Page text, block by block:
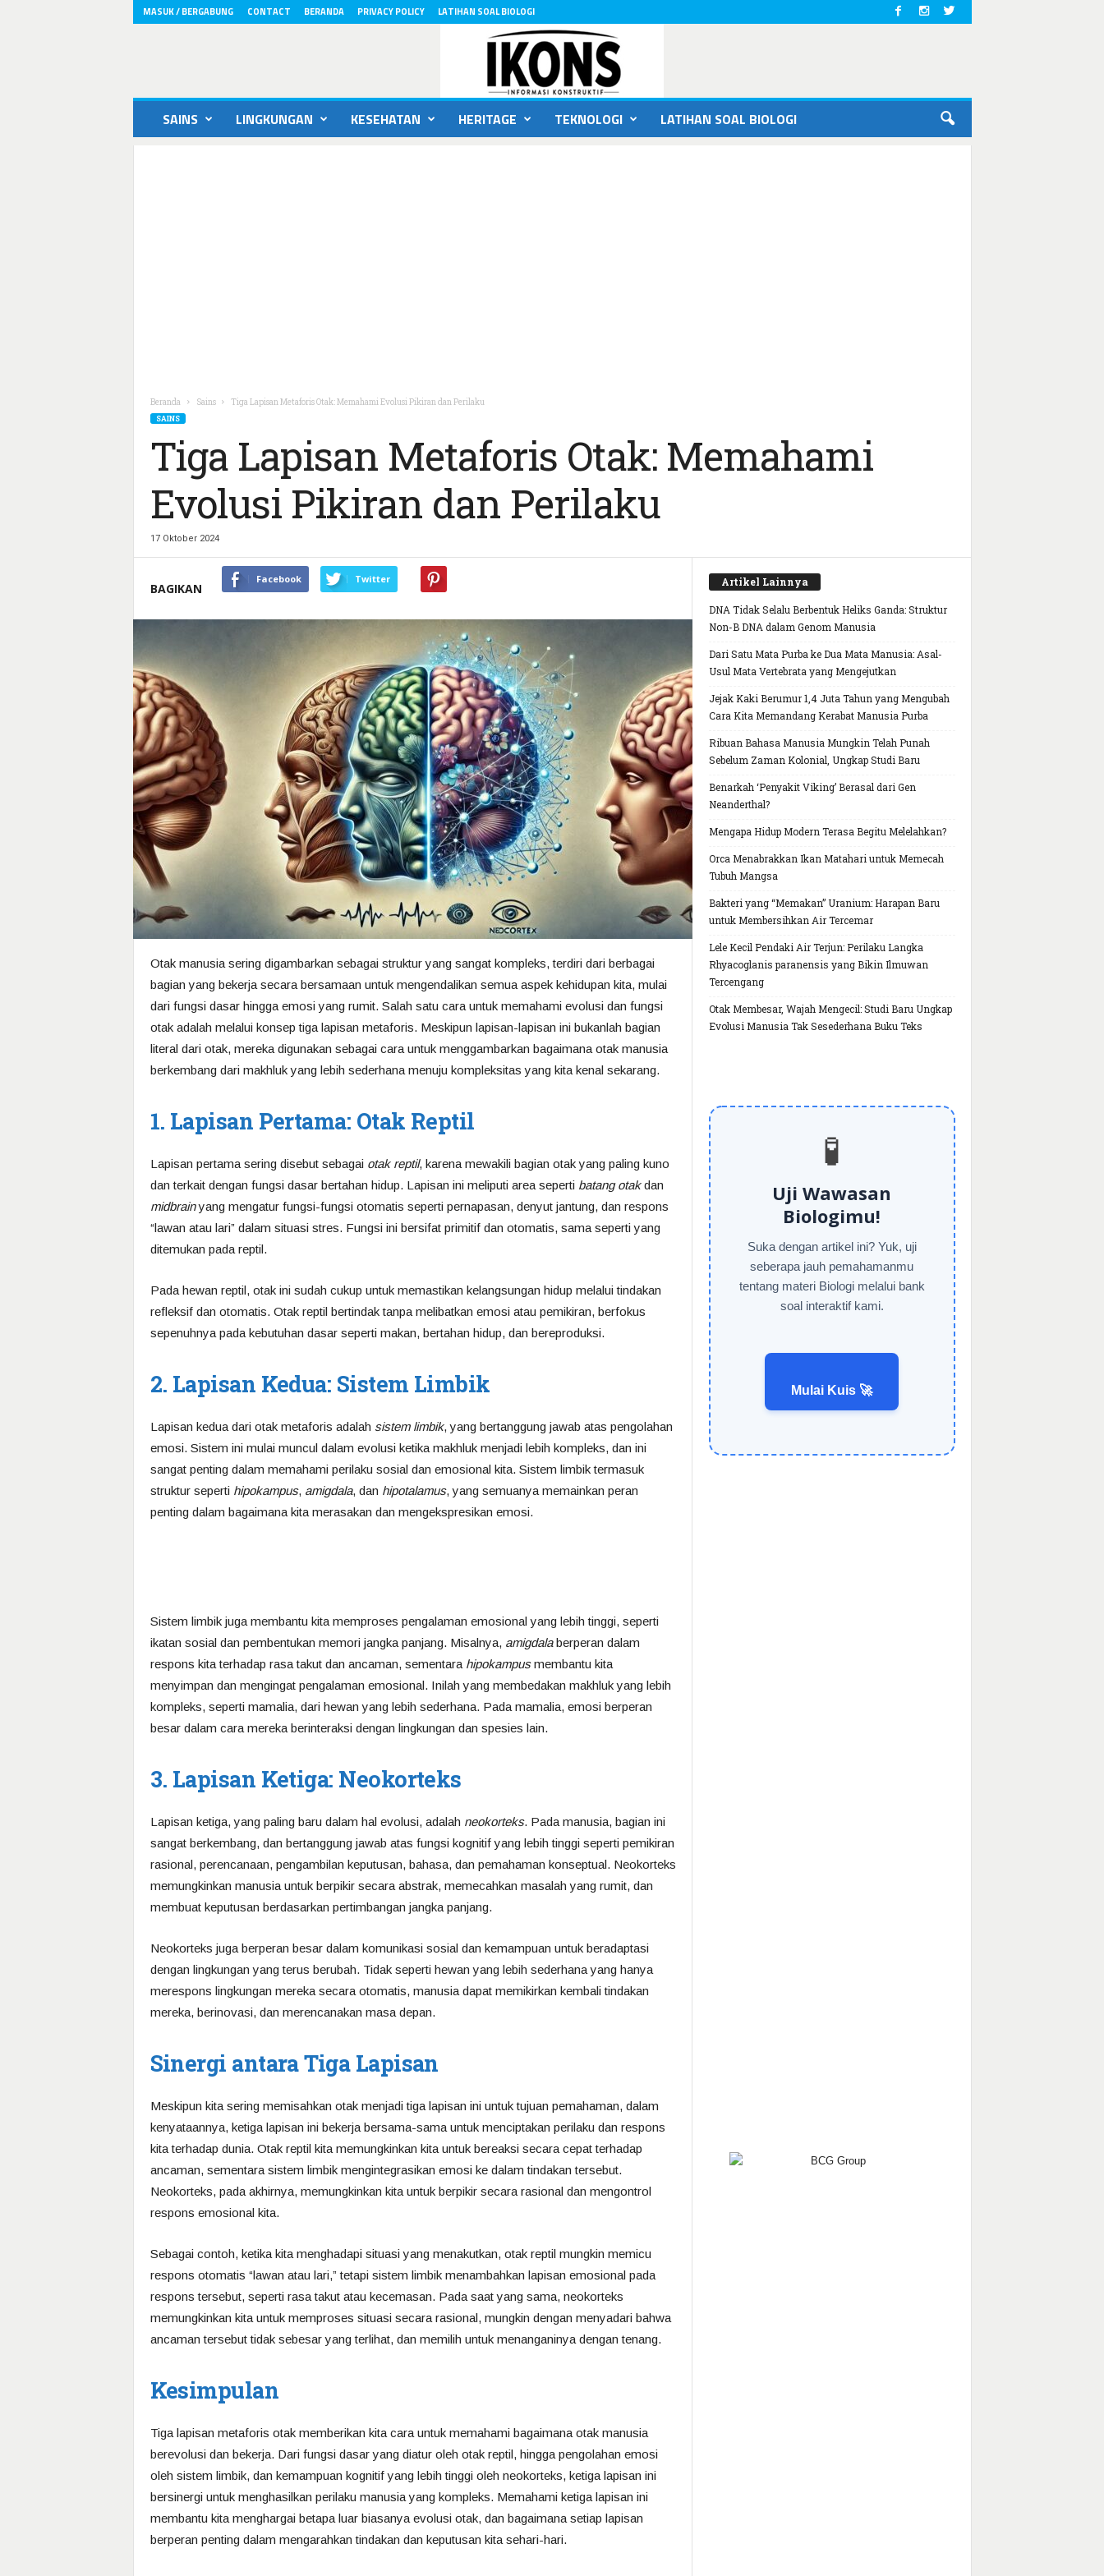
MASUK / BERGABUNG CONTACT BERANDA PRIVACY POLICY LATIHAN SOAL BIOLOGI
SAINS LINGKUNGAN KESEHATAN HERITAGE TEKNOLOGI LATIHAN SOAL BIOLOGI
Beranda Sains Tiga Lapisan Metaforis Otak: Memahami Evolusi Pikiran dan Perilaku
SAINS
Tiga Lapisan Metaforis Otak: Memahami
Evolusi Pikiran dan Perilaku
17 Oktober 2024
BAGIKAN
Facebook Twitter
Otak manusia sering digambarkan sebagai struktur yang sangat kompleks, terdiri dari berbagai
bagian yang bekerja secara bersamaan untuk mengendalikan semua aspek kehidupan kita, mulai
dari fungsi dasar hingga emosi yang rumit. Salah satu cara untuk memahami evolusi dan fungsi
otak adalah melalui konsep tiga lapisan metaforis. Meskipun lapisan-lapisan ini bukanlah bagian
literal dari otak, mereka digunakan sebagai cara untuk menggambarkan bagaimana otak manusia
berkembang dari makhluk yang lebih sederhana menuju kompleksitas yang kita kenal sekarang.
1. Lapisan Pertama: Otak Reptil
Lapisan pertama sering disebut sebagai otak reptil, karena mewakili bagian otak yang paling kuno
dan terkait dengan fungsi dasar bertahan hidup. Lapisan ini meliputi area seperti batang otakdan
midbrainyang mengatur fungsi-fungsi otomatis seperti pernapasan, denyut jantung, dan respons
“lawan atau lari” dalam situasi stres. Fungsi ini bersifat primitif dan otomatis, sama seperti yang
ditemukan pada reptil.
Pada hewan reptil, otak ini sudah cukup untuk memastikan kelangsungan hidup melalui tindakan
refleksif dan otomatis. Otak reptil bertindak tanpa melibatkan emosi atau pemikiran, berfokus
sepenuhnya pada kebutuhan dasar seperti makan, bertahan hidup, dan bereproduksi.
2. Lapisan Kedua: Sistem Limbik
Lapisan kedua dari otak metaforis adalah sistem limbik, yang bertanggung jawab atas pengolahan
emosi. Sistem ini mulai muncul dalam evolusi ketika makhluk menjadi lebih kompleks, dan ini
sangat penting dalam memahami perilaku sosial dan emosional kita. Sistem limbik termasuk
struktur seperti hipokampus, amigdala, dan hipotalamus, yang semuanya memainkan peran
penting dalam bagaimana kita merasakan dan mengekspresikan emosi.
Sistem limbik juga membantu kita memproses pengalaman emosional yang lebih tinggi, seperti
ikatan sosial dan pembentukan memori jangka panjang. Misalnya, amigdalaberperan dalam
respons kita terhadap rasa takut dan ancaman, sementara hipokampusmembantu kita
menyimpan dan mengingat pengalaman emosional. Inilah yang membedakan makhluk yang lebih
kompleks, seperti mamalia, dari hewan yang lebih sederhana. Pada mamalia, emosi berperan
besar dalam cara mereka berinteraksi dengan lingkungan dan spesies lain.
3. Lapisan Ketiga: Neokorteks
Lapisan ketiga, yang paling baru dalam hal evolusi, adalah neokorteks. Pada manusia, bagian ini
sangat berkembang, dan bertanggung jawab atas fungsi kognitif yang lebih tinggi seperti pemikiran
rasional, perencanaan, pengambilan keputusan, bahasa, dan pemahaman konseptual. Neokorteks
memungkinkan manusia untuk berpikir secara abstrak, memecahkan masalah yang rumit, dan
membuat keputusan berdasarkan pertimbangan jangka panjang.
Neokorteks juga berperan besar dalam komunikasi sosial dan kemampuan untuk beradaptasi
dengan lingkungan yang terus berubah. Tidak seperti hewan yang lebih sederhana yang hanya
merespons lingkungan mereka secara otomatis, manusia dapat memikirkan kembali tindakan
mereka, berinovasi, dan merencanakan masa depan.
Sinergi antara Tiga Lapisan
Meskipun kita sering memisahkan otak menjadi tiga lapisan ini untuk tujuan pemahaman, dalam
kenyataannya, ketiga lapisan ini bekerja bersama-sama untuk menciptakan perilaku dan respons
kita terhadap dunia. Otak reptil kita memungkinkan kita untuk bereaksi secara cepat terhadap
ancaman, sementara sistem limbik mengintegrasikan emosi ke dalam tindakan tersebut.
Neokorteks, pada akhirnya, memungkinkan kita untuk berpikir secara rasional dan mengontrol
respons emosional kita.
Sebagai contoh, ketika kita menghadapi situasi yang menakutkan, otak reptil mungkin memicu
respons otomatis “lawan atau lari,” tetapi sistem limbik menambahkan lapisan emosional pada
respons tersebut, seperti rasa takut atau kecemasan. Pada saat yang sama, neokorteks
memungkinkan kita untuk memproses situasi secara rasional, mungkin dengan menyadari bahwa
ancaman tersebut tidak sebesar yang terlihat, dan memilih untuk menanganinya dengan tenang.
Kesimpulan
Tiga lapisan metaforis otak memberikan kita cara untuk memahami bagaimana otak manusia
berevolusi dan bekerja. Dari fungsi dasar yang diatur oleh otak reptil, hingga pengolahan emosi
oleh sistem limbik, dan kemampuan kognitif yang lebih tinggi oleh neokorteks, ketiga lapisan ini
bersinergi untuk menghasilkan perilaku manusia yang kompleks. Memahami ketiga lapisan ini
membantu kita menghargai betapa luar biasanya evolusi otak, dan bagaimana setiap lapisan
berperan penting dalam mengarahkan tindakan dan keputusan kita sehari-hari.
Artikel Lainnya
DNA Tidak Selalu Berbentuk Heliks Ganda: Struktur
Non-B DNA dalam Genom Manusia
Dari Satu Mata Purba ke Dua Mata Manusia: Asal-
Usul Mata Vertebrata yang Mengejutkan
Jejak Kaki Berumur 1,4 Juta Tahun yang Mengubah
Cara Kita Memandang Kerabat Manusia Purba
Ribuan Bahasa Manusia Mungkin Telah Punah
Sebelum Zaman Kolonial, Ungkap Studi Baru
Benarkah ‘Penyakit Viking’ Berasal dari Gen
Neanderthal?
Mengapa Hidup Modern Terasa Begitu Melelahkan?
Orca Menabrakkan Ikan Matahari untuk Memecah
Tubuh Mangsa
Bakteri yang “Memakan” Uranium: Harapan Baru
untuk Membersihkan Air Tercemar
Lele Kecil Pendaki Air Terjun: Perilaku Langka
Rhyacoglanis paranensis yang Bikin Ilmuwan
Tercengang
Otak Membesar, Wajah Mengecil: Studi Baru Ungkap
Evolusi Manusia Tak Sesederhana Buku Teks
🧪
Uji Wawasan
Biologimu!
Suka dengan artikel ini? Yuk, uji
seberapa jauh pemahamanmu
tentang materi Biologi melalui bank
soal interaktif kami.
Mulai Kuis 🚀